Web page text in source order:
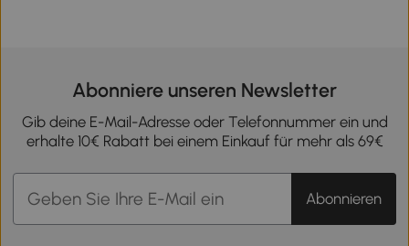
Abonniere unseren Newsletter
Gib deine E-Mail-Adresse oder Telefonnummer ein und
erhalte 10€ Rabatt bei einem Einkauf für mehr als 69€
Abonnieren